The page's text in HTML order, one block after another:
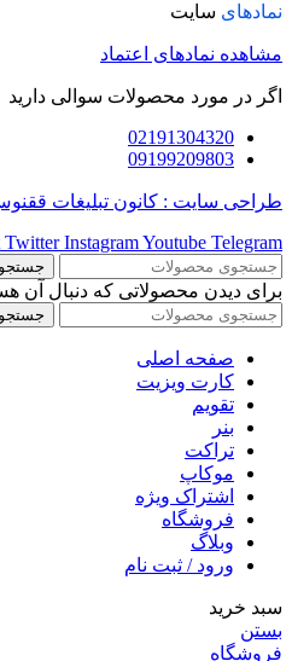
نمادهای سایت
مشاهده نمادهای اعتماد
اگر در مورد محصولات سوالی دارید
02191304320
09199209803
طراحی سایت : کانون تبلیغات
Twitter InstagramYoutube Telegram
جستجو
برای دیدن محصولاتی که دنبال آن
جستجو
صفحه اصلی
کارت ویزیت
تقویم
بنر
تراکت
موکاپ
اشتراک ویژه
فروشگاه
وبلاگ
ورود / ثبت نام
سبد خرید
بستن
فروشگاه